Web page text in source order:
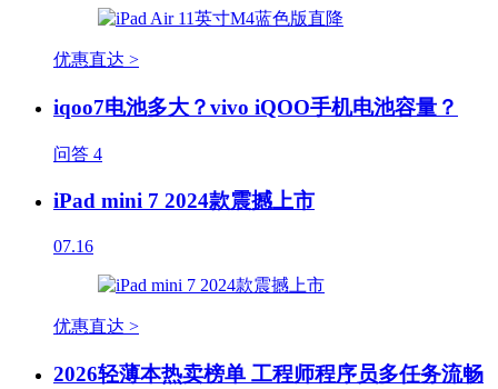
优惠直达 >
iqoo7电池多大？vivo iQOO手机电池容量？
问答 4
iPad mini 7 2024款震撼上市
07.16
优惠直达 >
2026轻薄本热卖榜单 工程师程序员多任务流畅